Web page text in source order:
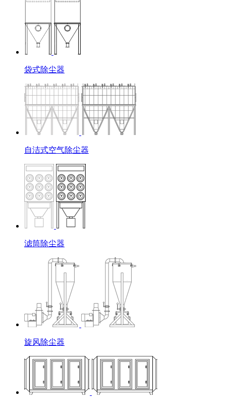
袋式除尘器
自洁式空气除尘器
滤筒除尘器
旋风除尘器